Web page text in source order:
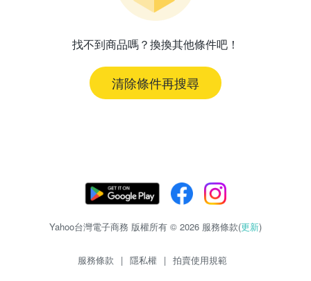
找不到商品嗎？換換其他條件吧！
清除條件再搜尋
Yahoo台灣電子商務 版權所有 © 2026 服務條款(更新)
服務條款 | 隱私權 | 拍賣使用規範